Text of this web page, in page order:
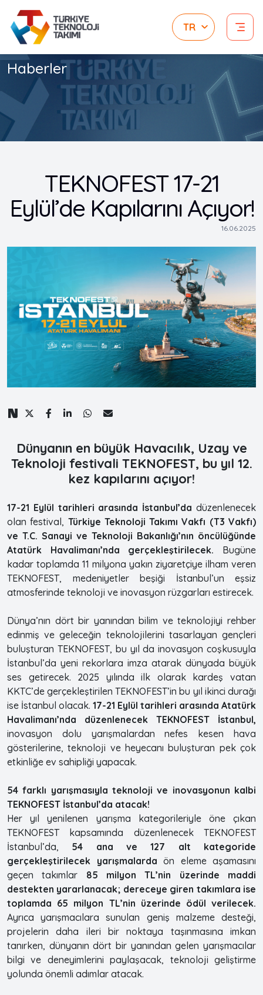
Haberler
TEKNOFEST 17-21
Eylül’de Kapılarını Açıyor!
16.06.2025
Dünyanın en büyük Havacılık, Uzay ve
Teknoloji festivali TEKNOFEST, bu yıl 12.
kez kapılarını açıyor!
17-21 Eylül tarihleri arasında İstanbul’da düzenlenecek
olan festival, Türkiye Teknoloji Takımı Vakfı (T3 Vakfı)
ve T.C. Sanayi ve Teknoloji Bakanlığı’nın öncülüğünde
Atatürk Havalimanı’nda gerçekleştirilecek. Bugüne
kadar toplamda 11 milyona yakın ziyaretçiye ilham veren
TEKNOFEST, medeniyetler beşiği İstanbul’un eşsiz
atmosferinde teknoloji ve inovasyon rüzgarları estirecek.
Dünya’nın dört bir yanından bilim ve teknolojiyi rehber
edinmiş ve geleceğin teknolojilerini tasarlayan gençleri
buluşturan TEKNOFEST, bu yıl da inovasyon coşkusuyla
İstanbul’da yeni rekorlara imza atarak dünyada büyük
ses getirecek. 2025 yılında ilk olarak kardeş vatan
KKTC’de gerçekleştirilen TEKNOFEST’in bu yıl ikinci durağı
ise İstanbul olacak. 17-21 Eylül tarihleri arasında Atatürk
Havalimanı’nda düzenlenecek TEKNOFEST İstanbul,
inovasyon dolu yarışmalardan nefes kesen hava
gösterilerine, teknoloji ve heyecanı buluşturan pek çok
etkinliğe ev sahipliği yapacak.
54 farklı yarışmasıyla teknoloji ve inovasyonun kalbi
TEKNOFEST İstanbul’da atacak!
Her yıl yenilenen yarışma kategorileriyle öne çıkan
TEKNOFEST kapsamında düzenlenecek TEKNOFEST
İstanbul’da, 54 ana ve 127 alt kategoride
gerçekleştirilecek yarışmalarda ön eleme aşamasını
geçen takımlar 85 milyon TL’nin üzerinde maddi
destekten yararlanacak; dereceye giren takımlara ise
toplamda 65 milyon TL’nin üzerinde ödül verilecek.
Ayrıca yarışmacılara sunulan geniş malzeme desteği,
projelerin daha ileri bir noktaya taşınmasına imkan
tanırken, dünyanın dört bir yanından gelen yarışmacılar
bilgi ve deneyimlerini paylaşacak, teknoloji geliştirme
yolunda önemli adımlar atacak.